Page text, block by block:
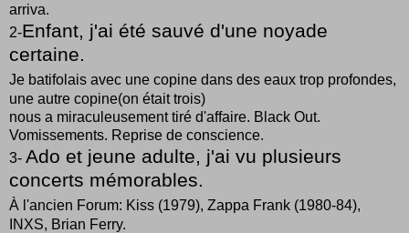
arriva.
2-Enfant, j'ai été sauvé d'une noyade
certaine.
Je batifolais avec une copine dans des eaux trop profondes,
une autre copine(on était trois)
nous a miraculeusement tiré d'affaire. Black Out.
Vomissements. Reprise de conscience.
3- Ado et jeune adulte, j'ai vu plusieurs
concerts mémorables.
À l'ancien Forum: Kiss (1979), Zappa Frank (1980-84),
INXS, Brian Ferry.